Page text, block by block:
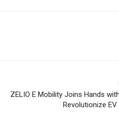
ZELIO E Mobility Joins Hands
Revolutionize EV